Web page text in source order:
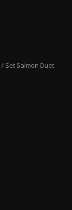
/ Set Salmon Duet